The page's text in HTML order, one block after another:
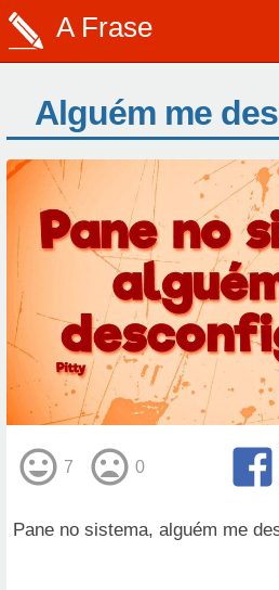
A Frase
Alguém me
7 0
Pane no sistema, alguém me